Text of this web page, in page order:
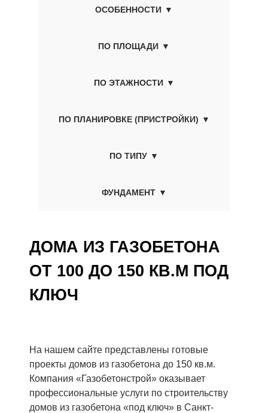
ОСОБЕННОСТИ
ПО ПЛОЩАДИ
ПО ЭТАЖНОСТИ
ПО ПЛАНИРОВКЕ (ПРИСТРОЙКИ)
ПО ТИПУ
ФУНДАМЕНТ
ДОМА ИЗ ГАЗОБЕТОНА
ОТ 100 ДО 150 КВ.М ПОД
КЛЮЧ
На нашем сайте представлены готовые
проекты домов из газобетона до 150 кв.м.
Компания «Газобетонстрой» оказывает
профессиональные услуги по строительству
домов из газобетона «под ключ» в Санкт-